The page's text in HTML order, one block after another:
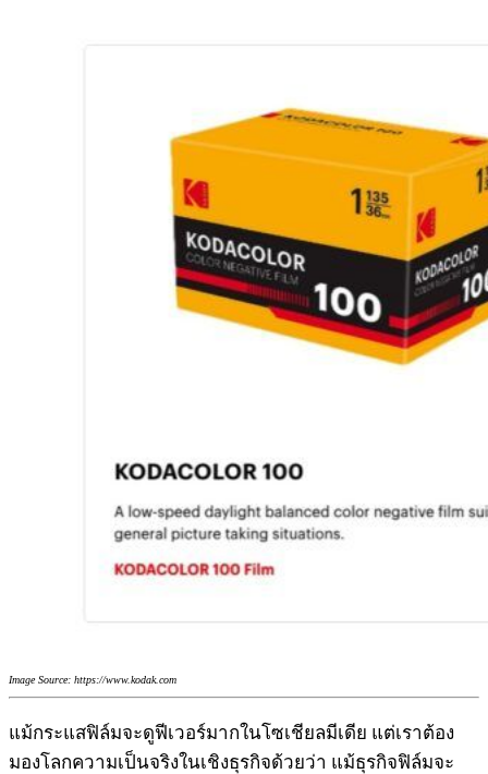
Image Source: https://www.kodak.com
แม้กระแสฟิล์มจะดูฟีเวอร์มากในโซเชียลมีเดีย แต่เราต้อง
มองโลกความเป็นจริงในเชิงธุรกิจด้วยว่า แม้ธุรกิจฟิล์มจะ